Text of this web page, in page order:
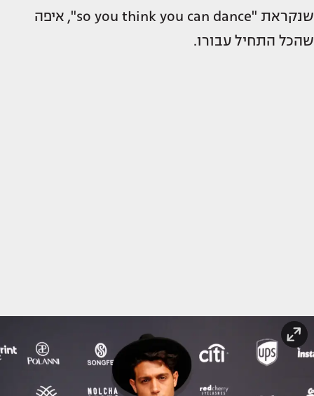
שנקראת "so you think you can dance", איפה
שהכל התחיל עבורו.